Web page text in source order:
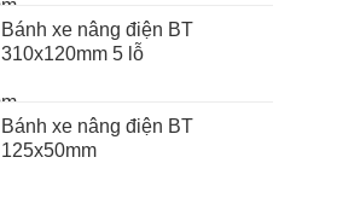
Bánh xe nâng điện BT
310x120mm 5 lỗ
Bánh xe nâng điện BT
125x50mm